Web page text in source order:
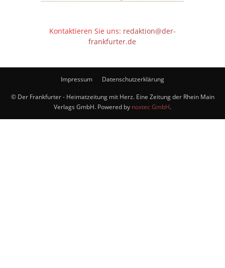
Kontaktieren Sie uns: redaktion@der-
frankfurter.de
Impressum Datenschutzerklärung
© Der Frankfurter - Heimatzeitung mit Herz. Eine Zeitung der Rhein Main
Verlags GmbH. Powered by noxtec GmbH.